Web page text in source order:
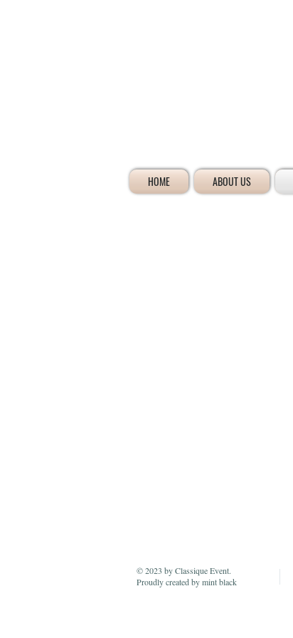
HOME ABOUT US
© 2023 by Classique Event.
Proudly created by mint black